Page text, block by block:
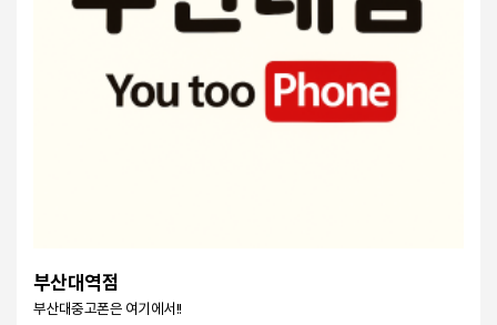
부산대역점
부산대중고폰은 여기에서!!